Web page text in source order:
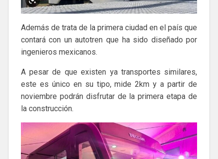
Además de trata de la primera ciudad en el país que
contará con un autotren que ha sido diseñado por
ingenieros mexicanos.
A pesar de que existen ya transportes similares,
este es único en su tipo, mide 2km y a partir de
noviembre podrán disfrutar de la primera etapa de
la construcción.